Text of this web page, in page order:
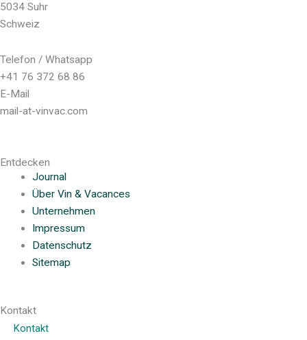
5034 Suhr
Schweiz
Telefon / Whatsapp
+41 76 372 68 86
E-Mail
mail-at-vinvac.com
Entdecken
Journal
Über Vin & Vacances
Unternehmen
Impressum
Datenschutz
Sitemap
Kontakt
Kontakt